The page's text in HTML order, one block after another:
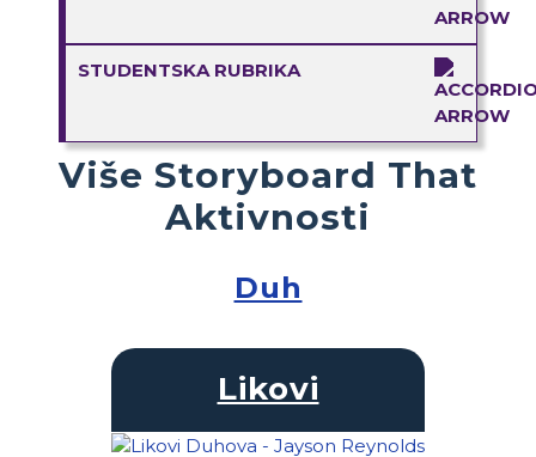
STUDENTSKA RUBRIKA
Više Storyboard That
Aktivnosti
Duh
Likovi